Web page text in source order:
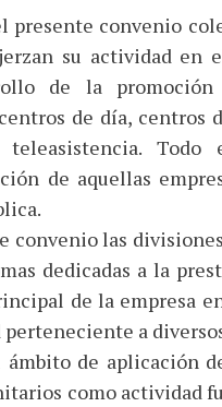
convenio
su actividad
de la
de día, centros
Todo
de aquellas
convenio las
dedicadas a la
de la empresa
a
de aplicación
como actividad